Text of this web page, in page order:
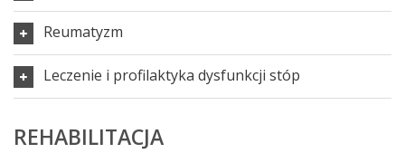
Reumatyzm
Leczenie i profilaktyka dysfunkcji stóp
REHABILITACJA